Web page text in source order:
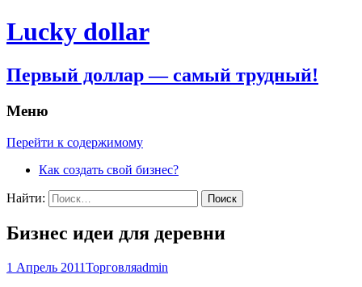
Lucky dollar
Первый доллар — самый трудный!
Меню
Перейти к содержимому
Как создать свой бизнес?
Найти:
Бизнес идеи для деревни
1 Апрель 2011Торговляadmin